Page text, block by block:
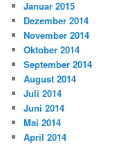
Januar 2015
Dezember 2014
November 2014
Oktober 2014
September 2014
August 2014
Juli 2014
Juni 2014
Mai 2014
April 2014